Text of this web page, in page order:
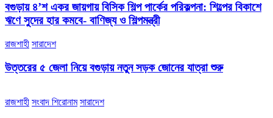
বগুড়ায় ৪’শ একর জায়গায় বিসিক শিল্প পার্কের পরিকল্পনা: শিল্পের বিকাশে
ঋণে সুদের হার কমবে- বাণিজ্য ও শিল্পমন্ত্রী
রাজশাহী সারাদেশ
উত্তরের ৫ জেলা নিয়ে বগুড়ায় নতুন সড়ক জোনের যাত্রা শুরু
রাজশাহী সংবাদ শিরোনাম সারাদেশ